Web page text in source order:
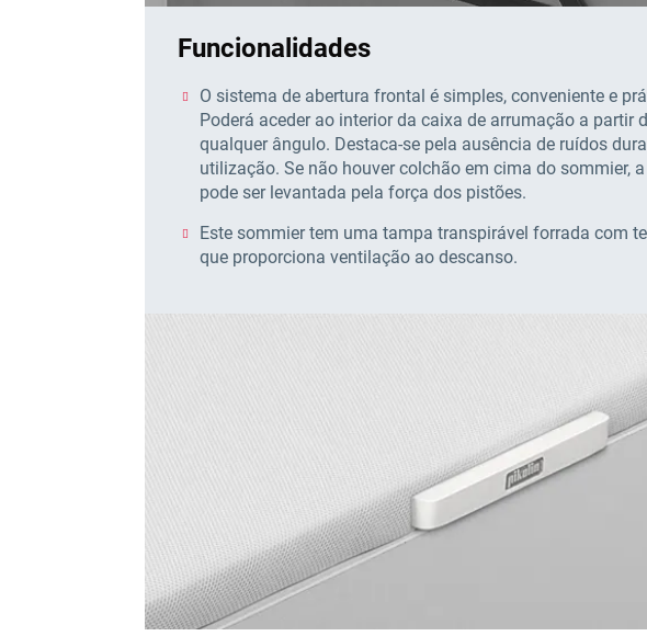
Funcionalidades
O sistema de abertura frontal é simples, conveniente e
Poderá aceder ao interior da caixa de arrumação a partir
qualquer ângulo. Destaca-se pela ausência de ruídos
utilização. Se não houver colchão em cima do sommier,
pode ser levantada pela força dos pistões.
Este sommier tem uma tampa transpirável forrada com
que proporciona ventilação ao descanso.